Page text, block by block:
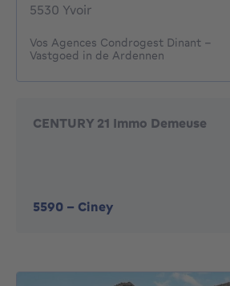
5530 Yvoir
Vos Agences Condrogest Dinant -
Vastgoed in de Ardennen
CENTURY 21 Immo Demeuse
5590 - Ciney